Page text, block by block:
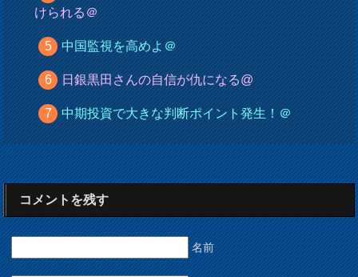
けられる＠
中国監視を高めよ＠
日銀黒田さんの自信が仇になる@
中期投資で大きな判断ポイント発生！＠
コメントを残す
名前